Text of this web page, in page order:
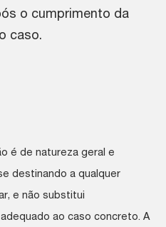
o cumprimento da
caso.
é de natureza geral e
destinando a qualquer
e não substitui
ao caso concreto. A